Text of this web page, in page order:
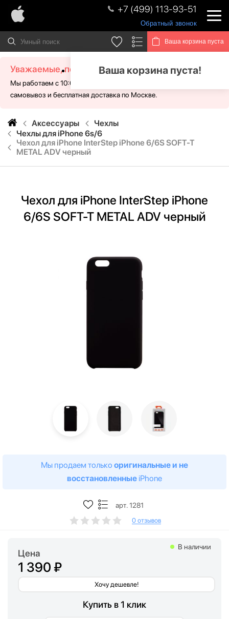
+7 (499) 113-93-51
Обратный звонок
Ваша корзина пуста
Ваша корзина пуста!
Уважаемые, посетители!
Мы работаем с 10:00 - 21:00 без выходных. Для Вас доступен
самовывоз и бесплатная доставка по Москве.
Аксессуары
Чехлы
Чехлы для iPhone 6s/6
Чехол для iPhone InterStep iPhone 6/6S SOFT-T
METAL ADV черный
Чехол для iPhone InterStep iPhone
6/6S SOFT-T METAL ADV черный
Мы продаем только оригинальные и не
восстановленные iPhone
арт. 1281
0 отзывов
Цена
1 390 ₽
Хочу дешевле!
В наличии
Купить в 1 клик